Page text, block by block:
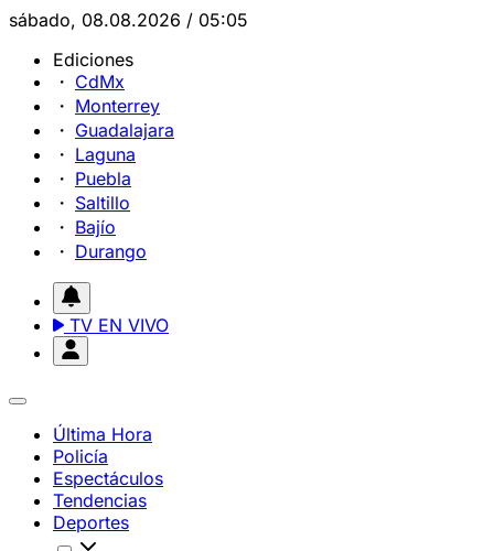
sábado, 08.08.2026 / 05:05
Ediciones
CdMx
Monterrey
Guadalajara
Laguna
Puebla
Saltillo
Bajío
Durango
TV EN VIVO
Última Hora
Policía
Espectáculos
Tendencias
Deportes